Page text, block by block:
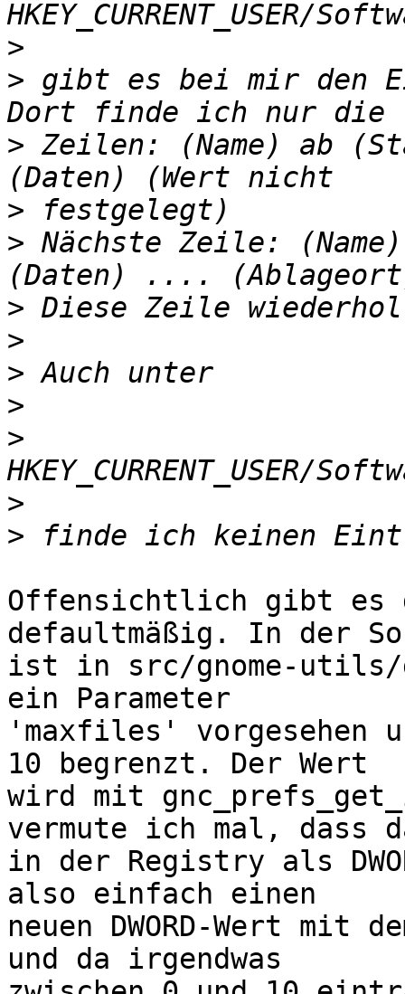
>
> gibt es bei mir den
> Zeilen: (Name) ab
>
> Nächste Zeile:
>
>
>
>
>
>
>
Offensichtlich gibt es
defaultmäßig. In der
ist in src/gnome-
ein Parameter
'maxfiles' vorgesehen
10 begrenzt. Der Wert
wird mit
vermute ich mal, dass
in der Registry als
also einfach einen
neuen DWORD-Wert mit
und da irgendwas